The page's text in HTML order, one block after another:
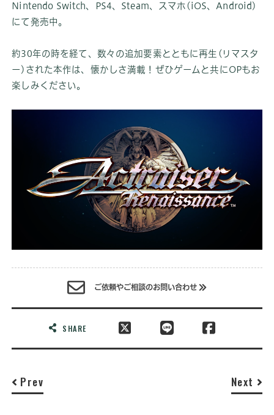
Nintendo Switch、PS4、Steam、スマホ(iOS、Android)
にて発売中。
約30年の時を経て、数々の追加要素とともに再生(リマスタ
ー)された本作は、懐かしさ満載！ぜひゲームと共にOPもお
楽しみください。
ご依頼やご相談のお問い合わせ
SHARE
Prev Next